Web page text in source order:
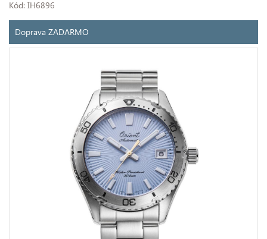
Kód: IH6896
Doprava ZADARMO